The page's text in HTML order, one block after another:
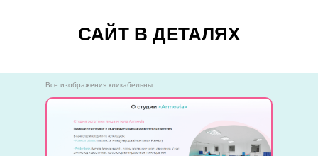
САЙТ В ДЕТАЛЯХ
Все изображения кликабельны